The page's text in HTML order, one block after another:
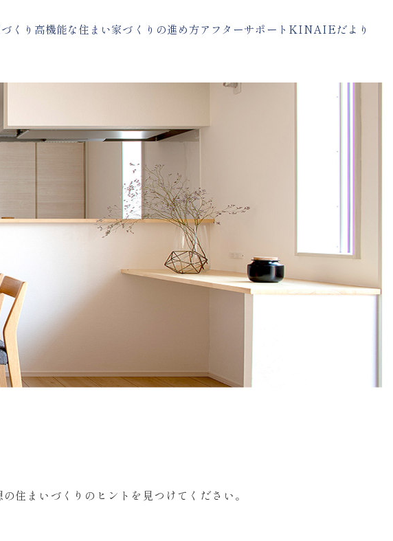
くり 高機能な住まい家づくりの進め方アフターサポート KINAIEだより
住まいづくりのヒントを見つけてください。